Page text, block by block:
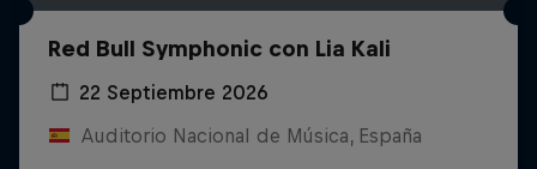
Red Bull Symphonic con Lia Kali
22 Septiembre 2026
Auditorio Nacional de Música, España